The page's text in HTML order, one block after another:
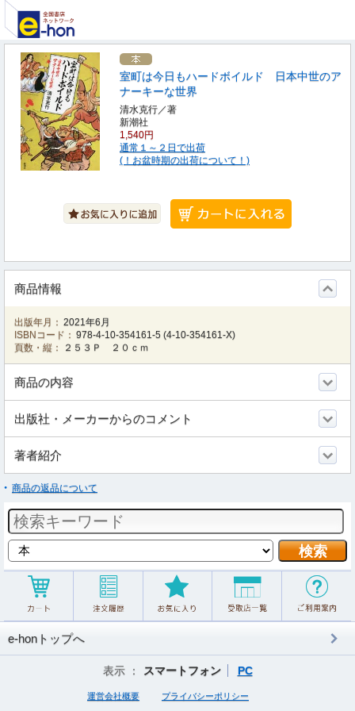
室町は今日もハードボイルド 日本中世のア
ナーキーな世界
清水克行／著
新潮社
1,540円
通常１～２日で出荷
(！お盆時期の出荷について！)
商品情報
出版年月： 2021年6月
ISBNコード： 978-4-10-354161-5 (4-10-354161-X)
頁数・縦：
２５３Ｐ ２０ｃｍ
商品の内容
出版社・メーカーからのコメント
著者紹介
商品の返品について
e-honトップへ
表示 ： スマートフォン PC
運営会社概要 プライバシーポリシー